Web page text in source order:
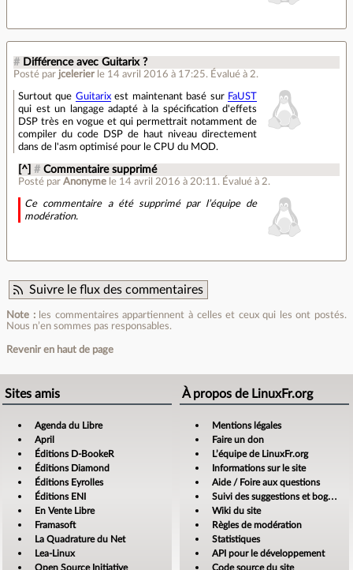
# Différence avec Guitarix ?
Posté par jcelerier le 14 avril 2016 à 17:25. Évalué à 2.
Surtout que Guitarixest maintenant basé sur FaUST
qui est un langage adapté à la spécification d'effets
DSP très en vogue et qui permettrait notamment de
compiler du code DSP de haut niveau directement
dans de l'asm optimisé pour le CPU du MOD.
[^] # Commentaire supprimé
Posté parAnonyme le 14 avril 2016 à 20:11 . Évalué à 2.
Ce commentaire a été supprimé par l’équipe de
modération.
Suivre le flux des commentaires
Note :les commentaires appartiennent à celles et ceux qui les ont postés.
Nous n’en sommes pas responsables.
Revenir en haut de page
Sites amis
Agenda du Libre
April
Éditions D-BookeR
Éditions Diamond
Éditions Eyrolles
Éditions ENI
En Vente Libre
Framasoft
La Quadrature du Net
Lea-Linux
Open Source Initiative
À propos de LinuxFr.org
Mentions légales
Faire un don
L’équipe de LinuxFr.org
Informations sur le site
Aide / Foire aux questions
Suivi des suggestions et bogues
Wiki du site
Règles de modération
Statistiques
API pour le développement
Code source du site